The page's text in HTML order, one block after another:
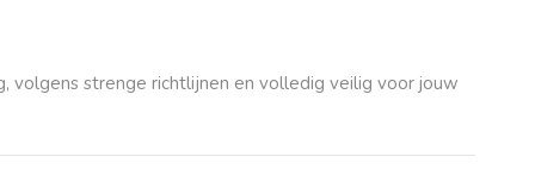
volgens strenge richtlijnen en volledig veilig voor jouw